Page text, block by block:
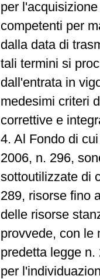
per
competenti per
dalla data di
tali termini si
dall'entrata in
medesimi criteri
correttive e
4. Al Fondo di
2006, n. 296,
sottoutilizzate di
289, risorse fino
delle risorse
provvede, con le
predetta legge
per